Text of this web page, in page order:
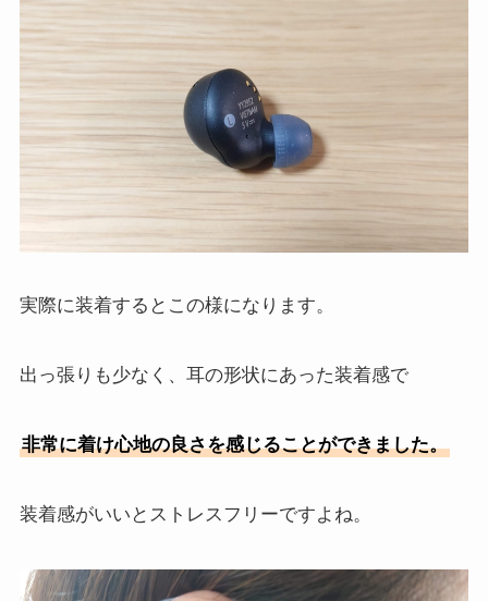
実際に装着するとこの様になります。
出っ張りも少なく、耳の形状にあった装着感で
非常に着け心地の良さを感じることができました。
装着感がいいとストレスフリーですよね。